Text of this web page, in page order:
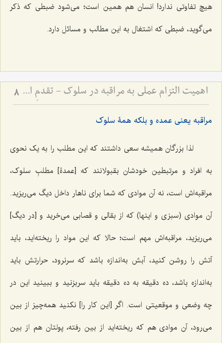
هیچ تفاوتی ندارد! انسان هم همین است؛ می‌شود ضبطی که ذکر
می‌گوید، ضبطی که اشتغال به این مطالب و مسائل دارد.
اهمیت التزام عملی به مراقبه در سلوک - تقدمِ اخلاق و دستورات عملی بر ذکر، و مضرّات اینترنت 8
مراقبه یعنی عمده و بلکه همۀ سلوک
لذا بزرگان همیشه سعی داشتند که این مطلب را به یک نحوی
به افراد و مرتبطین خودشان بقبولانند که [عمدۀ] مطلبِ سلوک،
مراقبه‌اش است، نه آن موادی که شما برای ناهار داخل دیگ می‌ریزید.
آن موادی (سبزی و اینها) که از بقالی و قصابی می‌خرید و [در دیگ]
می‌ریزید، مراقبه‌اش مهم است؛ حالا که این مواد را ریخته‌اید، باید
آتش را روشن کنید، آبش به‌اندازه باشد که سرنرود، حرارتش باید
به‌اندازه باشد، ده دقیقه به ده دقیقه باید سربزنید و ببینید این در
چه وضعی و موقعیتی است. اگر [این کار را] نکنید همه‌چیز از بین
می‌رود، آن موادی هم که ریخته‌اید از بین رفته، پولتان هم از بین